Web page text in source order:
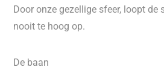
Door onze gezellige sfeer, loopt de
nooit te hoog op.
De baan